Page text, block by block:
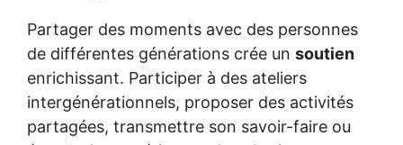
Partager des moments avec des personnes
de différentes générations crée un soutien
enrichissant. Participer à des ateliers
intergénérationnels, proposer des activités
partagées, transmettre son savoir-faire ou